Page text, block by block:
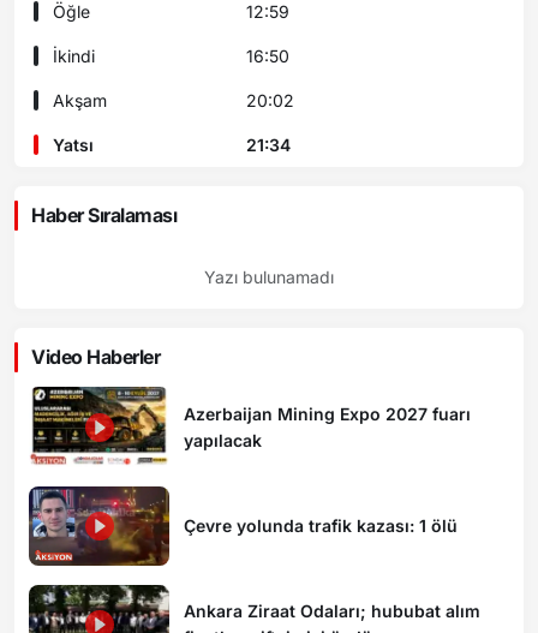
Öğle 12:59
İkindi 16:50
Akşam 20:02
Yatsı 21:34
Haber Sıralaması
Yazı bulunamadı
Video Haberler
Azerbaijan Mining Expo 2027 fuarı
yapılacak
Çevre yolunda trafik kazası: 1 ölü
Ankara Ziraat Odaları; hububat alım